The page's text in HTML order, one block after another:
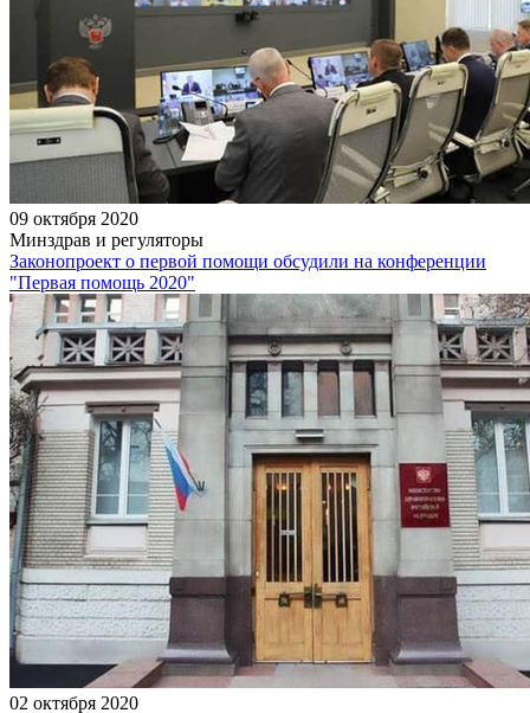
09 октября 2020
Минздрав и регуляторы
Законопроект о первой помощи обсудили на конференции
"Первая помощь 2020"
02 октября 2020